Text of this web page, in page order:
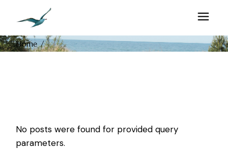
content
Home
No posts were found for provided query
parameters.